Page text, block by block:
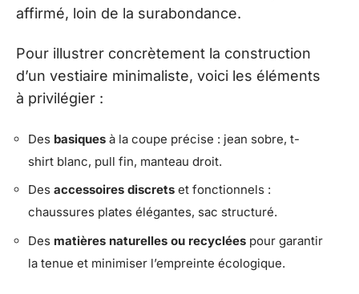
affirmé, loin de la surabondance.
Pour illustrer concrètement la construction
d’un vestiaire minimaliste, voici les éléments
à privilégier :
Des basiques à la coupe précise : jean sobre, t-
shirt blanc, pull fin, manteau droit.
Des accessoires discrets et fonctionnels :
chaussures plates élégantes, sac structuré.
Des matières naturelles ou recyclées pour garantir
la tenue et minimiser l’empreinte écologique.